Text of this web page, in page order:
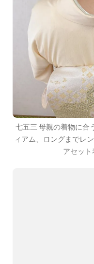
七五三 母親の着物に合
ィアム、ロングまでレ
アセッ